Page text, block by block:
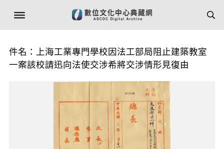
件名：上海工業專門學校因法工部局阻止建築教室
一案該校請迅向法使交涉希將交涉情形見復由